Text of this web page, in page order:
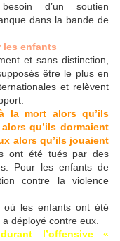
d’un soutien
dans la bande de
les enfants
et sans distinction,
être le plus en
et relèvent
la mort alors qu’ils
qu’ils dormaient
alors qu’ils jouaient
ont été tués par des
Pour les enfants de
contre la violence
où les enfants ont été
a déployé contre eux.
l’offensive «